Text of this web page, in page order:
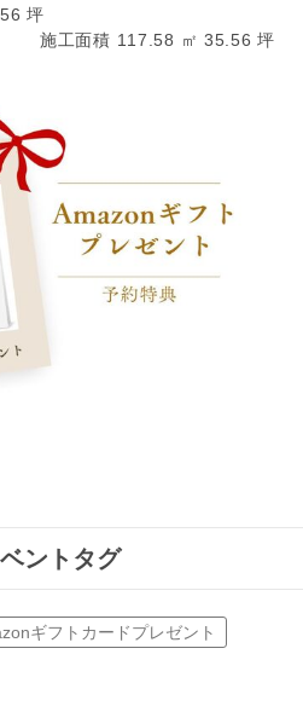
坪
施工面積 117.58 ㎡ 35.56 坪
ントタグ
ギフトカードプレゼント